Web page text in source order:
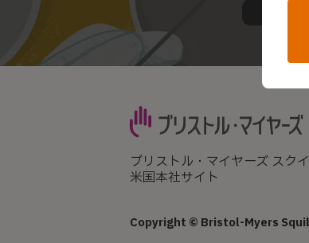
ブリストル・マイヤーズ スク
米国本社サイト
Copyright © Bristol-Myers